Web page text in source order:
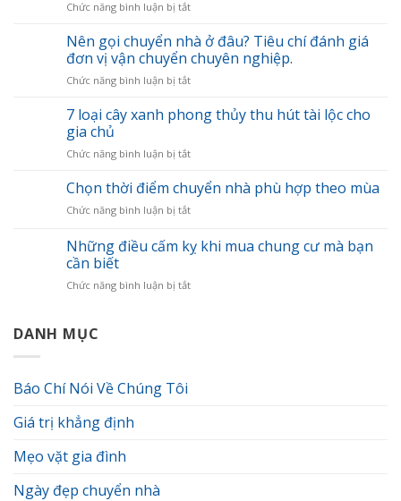
Chức năng bình luận bị tắtở
hợp
kinh
nghiệm
chuyển
nhanh
gọn
khoa
Nên gọi chuyển nhà ở đâu? Tiêu chí đánh giá
đơn vị vận chuyển chuyên nghiệp.
Chức năng bình luận bị tắtở
gọi
chuyển
ở
Tiêu
chí
đánh
đơn
chuyển
7 loại cây xanh phong thủy thu hút tài lộc cho
gia chủ
Chức năng bình luận bị tắtở
loại
cây
xanh
thủy
thu
tài
Chọn thời điểm chuyển nhà phù hợp theo mùa
Chức năng bình luận bị tắtở
thời
điểm
nhà
Những điều cấm kỵ khi mua chung cư mà bạn
cần biết
Chức năng bình luận bị tắtở
DANH MỤC
Báo Chí Nói Về Chúng Tôi
Giá trị khẳng định
Mẹo vặt gia đình
Ngày đẹp chuyển nhà